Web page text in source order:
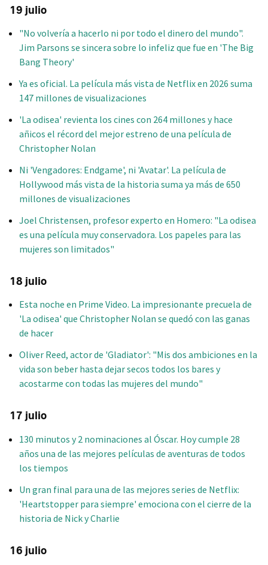
19 julio
"No volvería a hacerlo ni por todo el dinero del mundo".
Jim Parsons se sincera sobre lo infeliz que fue en 'The Big
Bang Theory'
Ya es oficial. La película más vista de Netflix en 2026 suma
147 millones de visualizaciones
'La odisea' revienta los cines con 264 millones y hace
añicos el récord del mejor estreno de una película de
Christopher Nolan
Ni 'Vengadores: Endgame', ni 'Avatar'. La película de
Hollywood más vista de la historia suma ya más de 650
millones de visualizaciones
Joel Christensen, profesor experto en Homero: "La odisea
es una película muy conservadora. Los papeles para las
mujeres son limitados"
18 julio
Esta noche en Prime Video. La impresionante precuela de
'La odisea' que Christopher Nolan se quedó con las ganas
de hacer
Oliver Reed, actor de 'Gladiator': "Mis dos ambiciones en la
vida son beber hasta dejar secos todos los bares y
acostarme con todas las mujeres del mundo"
17 julio
130 minutos y 2 nominaciones al Óscar. Hoy cumple 28
años una de las mejores películas de aventuras de todos
los tiempos
Un gran final para una de las mejores series de Netflix:
'Heartstopper para siempre' emociona con el cierre de la
historia de Nick y Charlie
16 julio